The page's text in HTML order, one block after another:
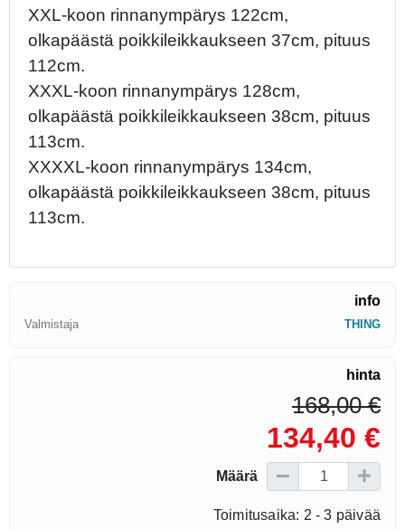
XXL-koon rinnanympärys 122cm,
olkapäästä poikkileikkaukseen 37cm, pituus
112cm.
XXXL-koon rinnanympärys 128cm,
olkapäästä poikkileikkaukseen 38cm, pituus
113cm.
XXXXL-koon rinnanympärys 134cm,
olkapäästä poikkileikkaukseen 38cm, pituus
113cm.
info
Valmistaja THING
hinta
168,00 €
134,40 €
Määrä
Toimitusaika: 2 - 3 päivää